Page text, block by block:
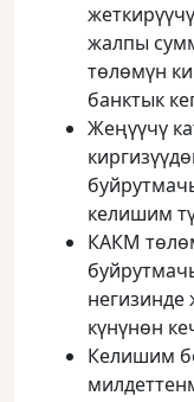
жалпы
төлөмүн
банктык
Жеңүүчү
келишим
КАКМ
негизинде
күнүнөн
Келишим